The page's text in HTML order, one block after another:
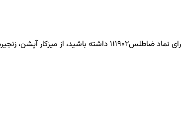
ضاطلس111902
داشته باشید، از میزکار آپشن،